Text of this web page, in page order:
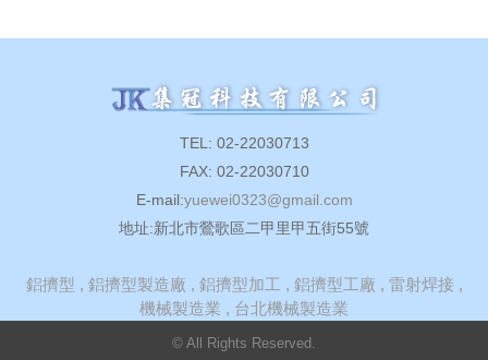
TEL: 02-22030713
FAX: 02-22030710
E-mail:yuewei0323@gmail.com
地址:新北市鶯歌區二甲里甲五街55號
鋁擠型 鋁擠型製造廠 鋁擠型加工 鋁擠型工廠
雷射焊接
機械製造業
台北機械製造業
© All Rights Reserved.